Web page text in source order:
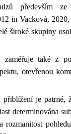
především
in Vacková,
široké skupiny
také z
otevřenou
je patrné,
determinována